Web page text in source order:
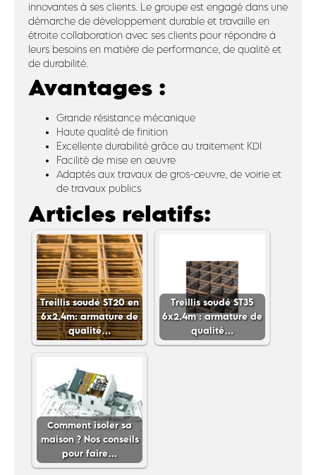
innovantes à ses clients. Le groupe est engagé dans une
démarche de développement durable et travaille en
étroite collaboration avec ses clients pour répondre à
leurs besoins en matière de performance, de qualité et
de durabilité.
Avantages :
Grande résistance mécanique
Haute qualité de finition
Excellente durabilité grâce au traitement KDI
Facilité de mise en œuvre
Adaptés aux travaux de gros-œuvre, de voirie et
de travaux publics
Articles relatifs:
Treillis soudé ST20 en
6x2.4m: armature de
qualité…
Treillis soudé ST35
6x2.4m : armature de
qualité…
Comment isoler sa
maison ? Nos conseils
pour faire…